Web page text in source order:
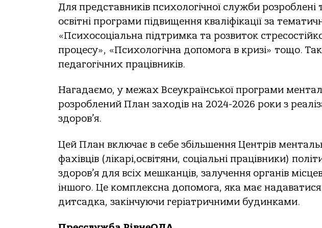
Для представників психологічної служби розроблені
освітні програми підвищення кваліфікації за
«Психосоціальна підтримка та розвиток
процесу», «Психологічна допомога в кризі» тощо.
педагогічних працівників.
Нагадаємо, у межах Всеукраїнської програми
розроблений План заходів на 2024-2026 роки з
здоров’я.
Цей План включає в себе збільшення Центрів
фахівців (лікарі,освітяни, соціальні працівники)
здоров’я для всіх мешканців, залучення органів
іншого. Це комплексна допомога, яка має
дитсадка, закінчуючи геріатричними будинками.